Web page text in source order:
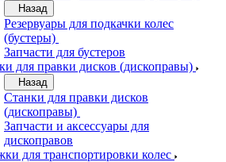
Назад
Резервуары для подкачки колес
(бустеры)
Запчасти для бустеров
для правки дисков (дископравы)
Назад
Станки для правки дисков
(дископравы)
Запчасти и аксессуары для
дископравов
для транспортировки колес